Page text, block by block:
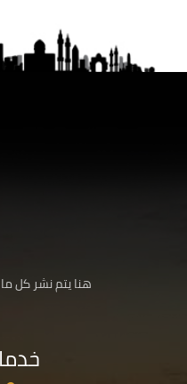
هنا يتم نشر كل